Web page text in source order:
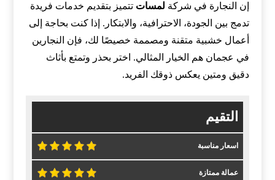
إن النجارة في شركة لمسات تتميز بتقديم خدمات فريدة
تدمج بين الجودة، الاحترافية، والابتكار. إذا كنت بحاجة إلى
أعمال خشبية متقنة ومصممة خصيصًا لك، فإن النجارين
في عجمان هم الخيار المثالي. اختر بحذر وتمتع بأثاث
دقيق ومتين يعكس ذوقك الفريد.
التقيم
اسعار مناسبة
عمالة ممتازة